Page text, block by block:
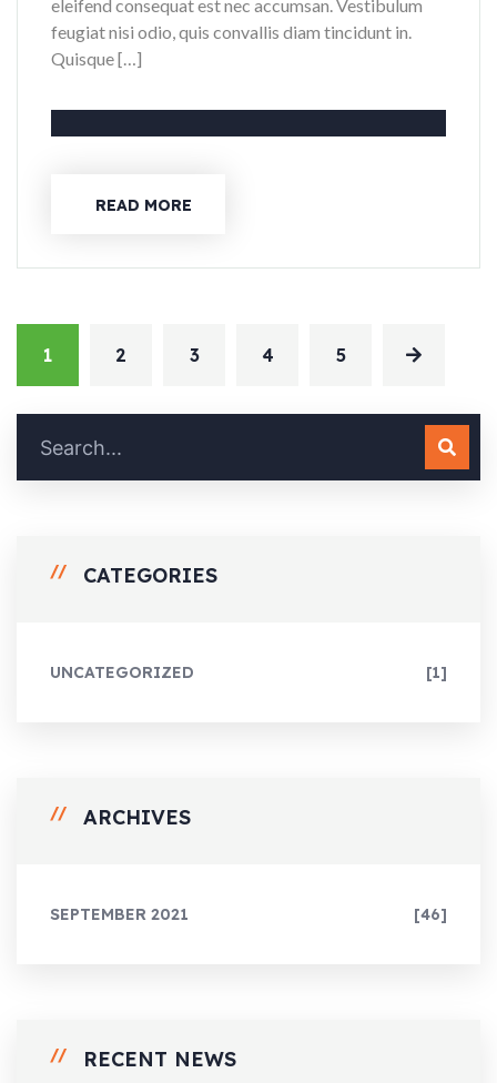
eleifend consequat est nec accumsan. Vestibulum
feugiat nisi odio, quis convallis diam tincidunt in.
Quisque […]
READ MORE
1 2 3 4 5
CATEGORIES
UNCATEGORIZED [1]
ARCHIVES
SEPTEMBER 2021 [46]
RECENT NEWS